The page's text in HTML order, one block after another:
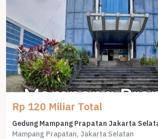
Rp 120 Miliar Total
Mampang Prapatan, Jakarta Selatan